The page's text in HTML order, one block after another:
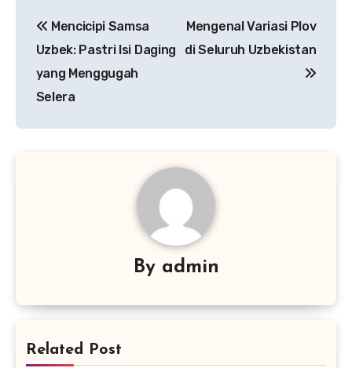
pos
Mencicipi Samsa
Uzbek: Pastri Isi Daging
yang Menggugah
Selera
Mengenal Variasi Plov
di Seluruh Uzbekistan
By admin
Related Post